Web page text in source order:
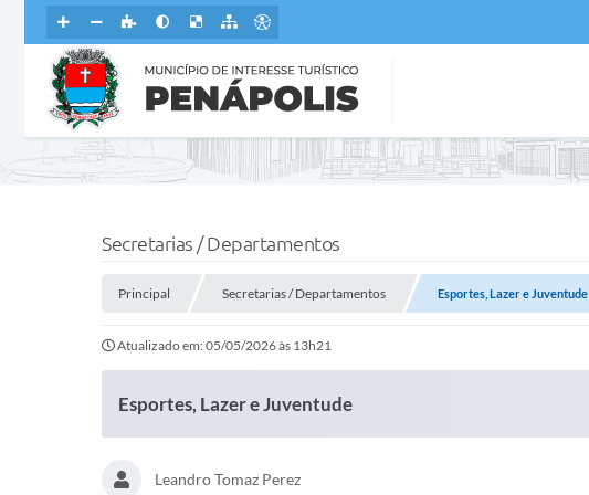
Secretarias / Departamentos
Principal Secretarias / Departamentos Esportes, Lazer e Juventude
Atualizado em: 05/05/2026 às 13h21
Esportes, Lazer e Juventude
Leandro Tomaz Perez